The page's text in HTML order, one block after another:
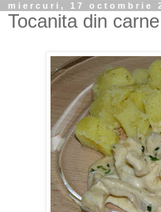
miercuri, 17 octombrie
Tocanita din